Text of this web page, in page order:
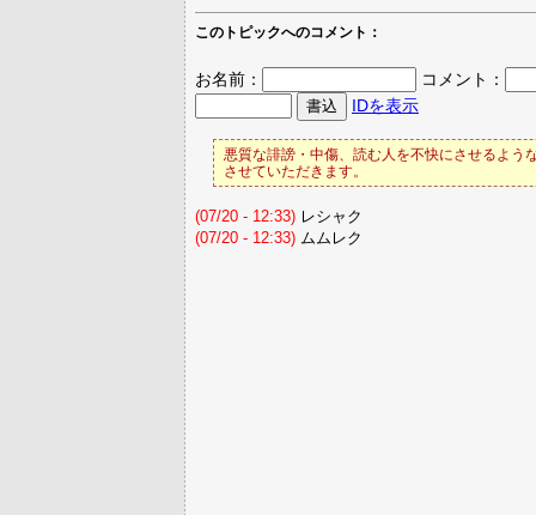
このトピックへのコメント：
お名前：
コメント：
IDを表示
悪質な誹謗・中傷、読む人を不快にさせるよう
させていただきます。
(07/20 - 12:33) レシャク
(07/20 - 12:33) ムムレク